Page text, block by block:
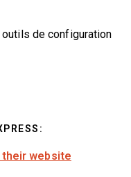
de configuration
their website